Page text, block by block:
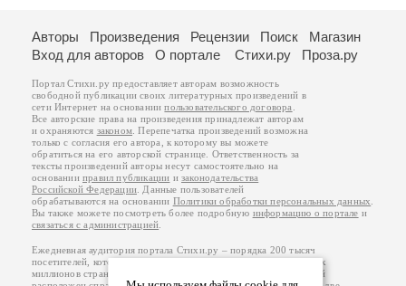
Авторы Произведения Рецензии Поиск
Магазин
Вход для авторов
О портале Стихи.ру Проза.ру
Портал Стихи.ру предоставляет авторам возможность
свободной публикации своих литературных произведений в
сети Интернет на основаниипользовательского договора
Все авторские права на произведения принадлежат авторам
и охраняются законом . Перепечатка произведений возможна
только с согласия его автора, к которому вы можете
обратиться на его авторской странице. Ответственность за
тексты произведений авторы несут самостоятельно на
основанииправил публикации изаконодательства
Российской Федерации . Данные пользователей
обрабатываются на основании Политики обработки персональных данных
Вы также можете посмотреть более подробную информацию о портале и
связаться с администрацией
Ежедневная аудитория портала Стихи.ру – порядка 200 тысяч
посетителей, которые в общей сумме просматривают более двух
миллионов страниц по данным счетчика посещаемости, который